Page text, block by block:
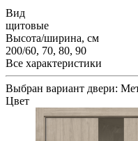
Вид
щитовые
Высота/ширина, см
200/60, 70, 80, 90
Все характеристики
Выбран вариант двери:
Цвет